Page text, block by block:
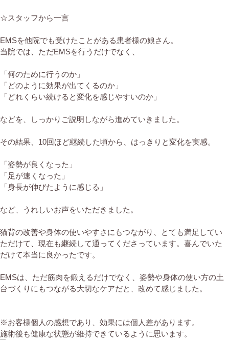
☆スタッフから一言
EMSを他院でも受けたことがある患者様の娘さん。
当院では、ただEMSを行うだけでなく、
「何のために行うのか」
「どのように効果が出てくるのか」
「どれくらい続けると変化を感じやすいのか」
などを、しっかりご説明しながら進めていきました。
その結果、10回ほど継続した頃から、はっきりと変化を実感。
「姿勢が良くなった」
「足が速くなった」
「身長が伸びたように感じる」
など、うれしいお声をいただきました。
猫背の改善や身体の使いやすさにもつながり、とても満足してい
ただけて、現在も継続して通ってくださっています。喜んでいた
だけて本当に良かったです。
EMSは、ただ筋肉を鍛えるだけでなく、姿勢や身体の使い方の土
台づくりにもつながる大切なケアだと、改めて感じました。
※お客様個人の感想であり、効果には個人差があります。
施術後も健康な状態が維持できているように思います。